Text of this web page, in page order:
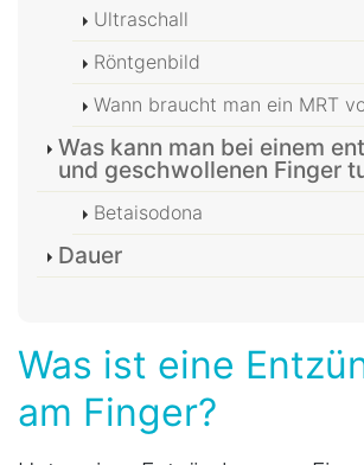
Ultraschall
Röntgenbild
Wann braucht man ein MRT
Was kann man bei einem
und geschwollenen Finger
Betaisodona
Dauer
Was ist eine
am Finger?